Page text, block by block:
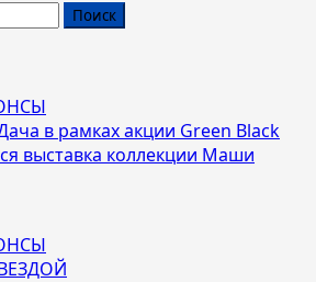
в рамках акции Green Black
выставка коллекции Маши